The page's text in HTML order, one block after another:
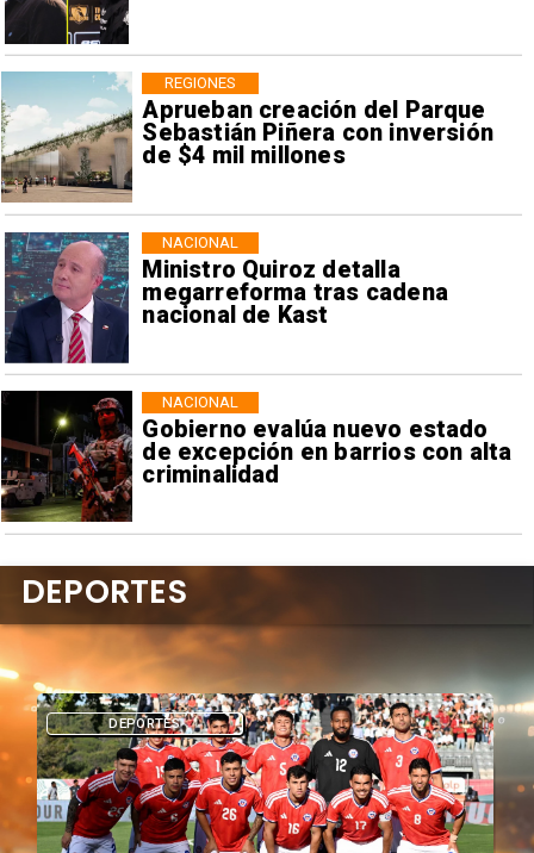
Aprueban creación del Parque
Sebastián Piñera con inversión
de $4 mil millones
REGIONES
Ministro Quiroz detalla
megarreforma tras cadena
nacional de Kast
NACIONAL
Gobierno evalúa nuevo estado
de excepción en barrios con alta
criminalidad
NACIONAL
DEPORTES
DEPORTES